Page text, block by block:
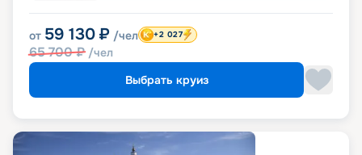
от 59 130 ₽ /чел
65 700₽ /чел
+2 027
Выбрать круиз